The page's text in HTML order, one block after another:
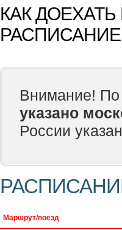
КАК
Внимание!
указано
России
Маршрут/поезд